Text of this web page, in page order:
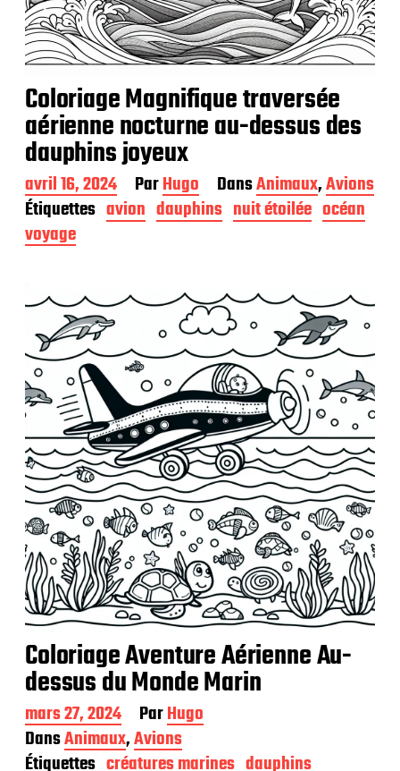
Coloriage Magnifique traversée
aérienne nocturne au-dessus des
dauphins joyeux
D
a
t
e
u
l
i
c
a
t
i
o
n
avril 16, 2024 ParHugo DansAnimaux,Avions
Étiquettes avion dauphins nuit étoilée océan
voyage
Coloriage Aventure Aérienne Au-
dessus du Monde Marin
D
a
t
mars 27, 2024 ParHugo
DansAnimaux,Avions
Étiquettes créatures marines dauphins